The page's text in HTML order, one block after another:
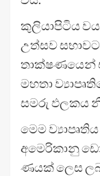
කුලියාපිටිය
උත්සව
තාක්ෂණයෙන්
මහතා
සමරු ඵලකය
මෙම
අමෙරිකානු
ණයක් ලෙස